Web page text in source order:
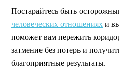
Постарайтесь быть
человеческих отношениях и
поможет вам пережить
затмение без потерь и
благоприятные результаты.